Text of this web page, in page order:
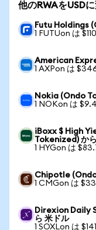
他のRWAをUSD
Futu Holdings
1 FUTUon は
American
1 AXPon は
Nokia (Ondo
1 NOKon は
iBoxx $ High
Tokenized) か
1 HYGon は
Chipotle
1 CMGon は
Direxion Daily
ら 米ドル
1 SOXLon は